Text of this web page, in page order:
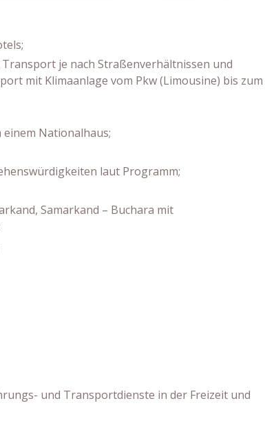
je nach Straßenverhältnissen und
mit Klimaanlage vom Pkw (Limousine) bis zum
Nationalhaus;
laut Programm;
Samarkand – Buchara mit
und Transportdienste in der Freizeit und